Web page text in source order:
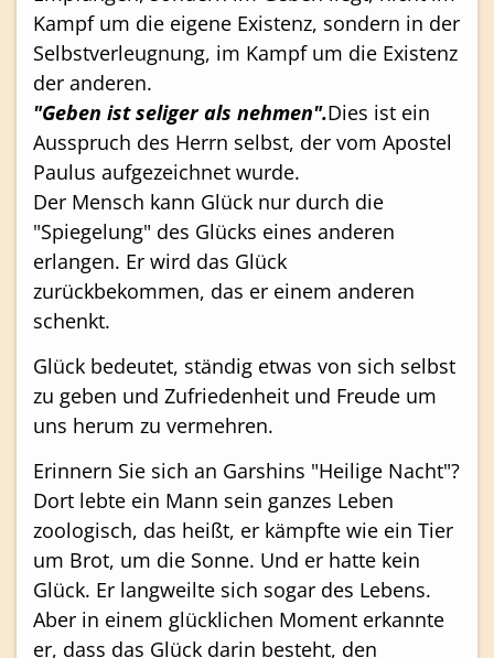
Kampf um die eigene Existenz, sondern in der
Selbstverleugnung, im Kampf um die Existenz
der anderen.
"Geben ist seliger als nehmen".Dies ist ein
Ausspruch des Herrn selbst, der vom Apostel
Paulus aufgezeichnet wurde.
Der Mensch kann Glück nur durch die
"Spiegelung" des Glücks eines anderen
erlangen. Er wird das Glück
zurückbekommen, das er einem anderen
schenkt.
Glück bedeutet, ständig etwas von sich selbst
zu geben und Zufriedenheit und Freude um
uns herum zu vermehren.
Erinnern Sie sich an Garshins "Heilige Nacht"?
Dort lebte ein Mann sein ganzes Leben
zoologisch, das heißt, er kämpfte wie ein Tier
um Brot, um die Sonne. Und er hatte kein
Glück. Er langweilte sich sogar des Lebens.
Aber in einem glücklichen Moment erkannte
er, dass das Glück darin besteht, den